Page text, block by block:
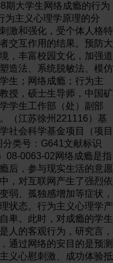
期大学生网络成瘾的行为
为主义心理学原理的分
激和强化，受个体人格特
交互作用的结果。预防大
，丰富校园文化，加强道
造法、系统脱敏法、模仿
生；网络成瘾；行为主
授，硕士生导师，中国矿
学生工作部（处）副部
（江苏徐州221116）基
社会科学基金项目（项目
类号：G641文献标识
08-0063-02网络成瘾是指
后，参与现实生活的意愿
，对互联网产生了强烈依
弱、孤独感增加等症状，
状态。行为主义心理学产
卑。此时，对成瘾的学生
人的客观行为，研究言，
通过网络的安目的是预测
义心慰刺激、成功体验抵